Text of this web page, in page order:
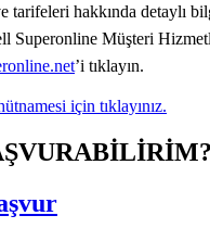
tarifeleri hakkında detaylı
Superonline Müşteri
’i tıklayın.
için tıklayınız.​